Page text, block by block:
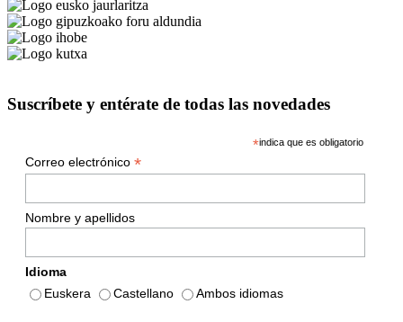
Suscríbete y entérate de todas las novedades
*indica que es obligatorio
Correo electrónico *
Nombre y apellidos
Idioma
Euskera
Castellano Ambos idiomas